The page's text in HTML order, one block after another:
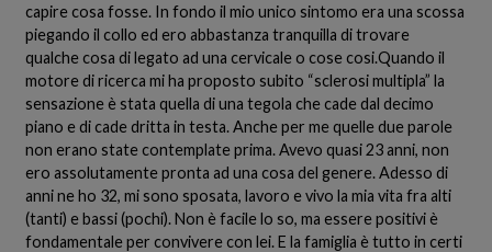
capire cosa fosse. In fondo il mio unico sintomo era una scossa
piegando il collo ed ero abbastanza tranquilla di trovare
qualche cosa di legato ad una cervicale o cose cosi.Quando il
motore di ricerca mi ha proposto subito “sclerosi multipla” la
sensazione è stata quella di una tegola che cade dal decimo
piano e di cade dritta in testa. Anche per me quelle due parole
non erano state contemplate prima. Avevo quasi 23 anni, non
ero assolutamente pronta ad una cosa del genere. Adesso di
anni ne ho 32, mi sono sposata, lavoro e vivo la mia vita fra alti
(tanti) e bassi (pochi). Non è facile lo so, ma essere positivi è
fondamentale per convivere con lei. E la famiglia è tutto in certi